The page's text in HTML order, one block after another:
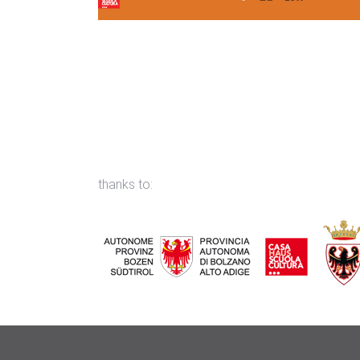
thanks to: